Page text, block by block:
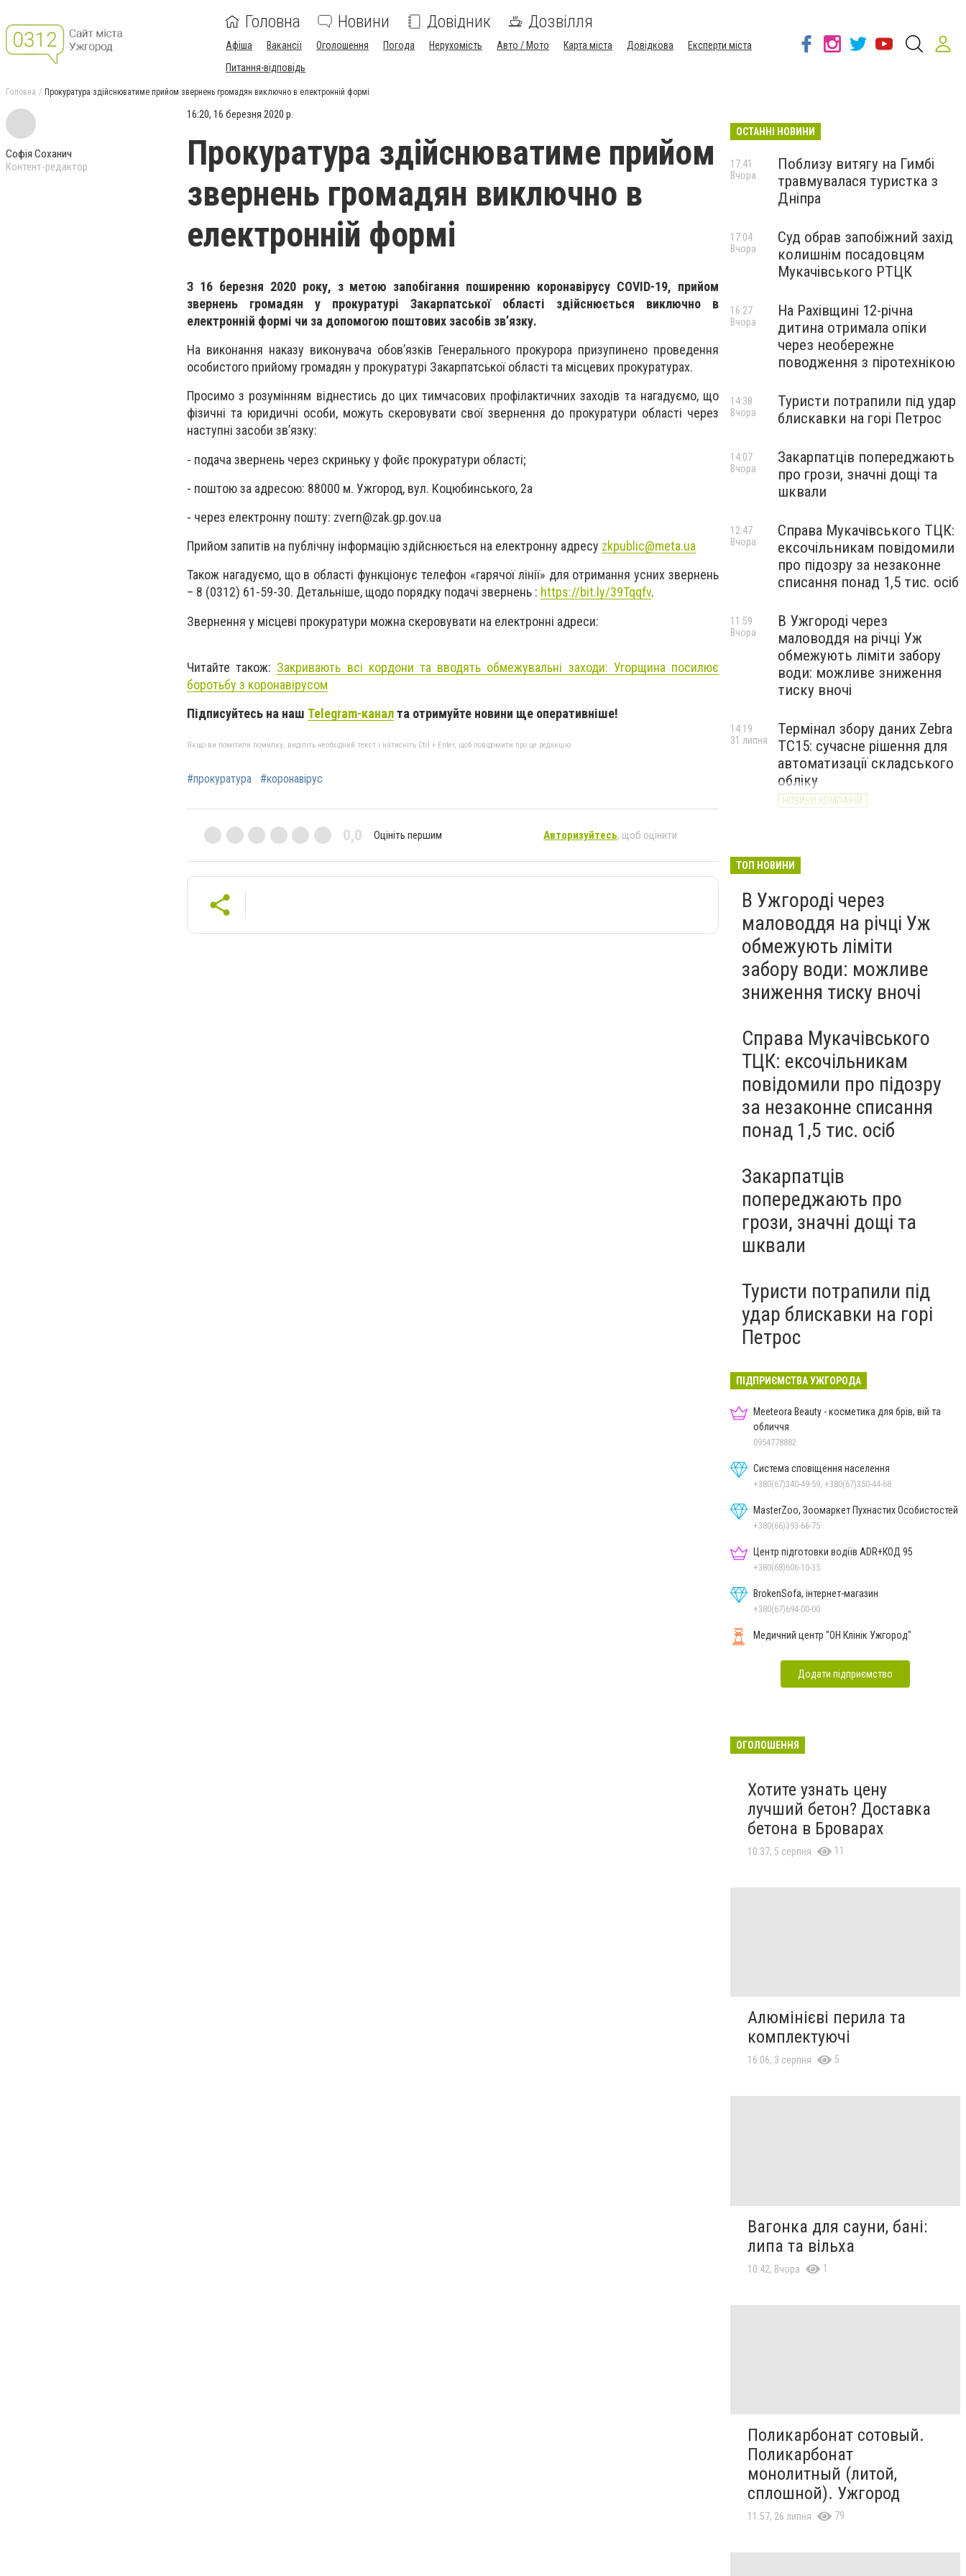
Головна Новини Довідник Дозвілля
Афіша Вакансії Оголошення Погода Нерухомість Авто / Мото Карта міста Довідкова
Експерти міста
Питання-відповідь
Головна Прокуратура здійснюватиме прийом звернень громадян виключно в електронній формі
Софія Соханич
Контент-редактор
16:20, 16 березня 2020 р.
Прокуратура здійснюватиме прийом
звернень громадян виключно в
електронній формі
З 16 березня 2020 року, з метою запобігання поширенню коронавірусу COVID-19, прийом
звернень громадян у прокуратурі Закарпатської області здійснюється виключно в
електронній формі чи за допомогою поштових засобів зв’язку.
На виконання наказу виконувача обов’язків Генерального прокурора призупинено проведення
особистого прийому громадян у прокуратурі Закарпатської області та місцевих прокуратурах.
Просимо з розумінням віднестись до цих тимчасових профілактичних заходів та нагадуємо, що
фізичні та юридичні особи, можуть скеровувати свої звернення до прокуратури області через
наступні засоби зв’язку:
- подача звернень через скриньку у фойє прокуратури області;
- поштою за адресою: 88000 м. Ужгород, вул. Коцюбинського, 2а
- через електронну пошту: zvern@zak.gp.gov.ua
Прийом запитів на публічну інформацію здійснюється на електронну адресу zkpublic@meta.ua
Також нагадуємо, що в області функціонує телефон «гарячої лінії» для отримання усних звернень
– 8 (0312) 61-59-30. Детальніше, щодо порядку подачі звернень : https://bit.ly/39Tqqfv.
Звернення у місцеві прокуратури можна скеровувати на електронні адреси:
Читайте також: Закривають всі кордони та вводять обмежувальні заходи: Угорщина посилює
боротьбу з коронавірусом
Підписуйтесь на наш Telegram-каналта отримуйте новини ще оперативніше!
Якщо ви помітили помилку, виділіть необхідний текст і натисніть Ctrl + Enter, щоб повідомити про це редакцію
#прокуратура #коронавірус
0,0 Оцініть першим Авторизуйтесь, щоб оцінити
ОСТАННІ НОВИНИ
Поблизу витягу на Гимбі
травмувалася туристка з
Дніпра
17:41
Вчора
Суд обрав запобіжний захід
колишнім посадовцям
Мукачівського РТЦК
17:04
Вчора
На Рахівщині 12-річна
дитина отримала опіки
через необережне
поводження з піротехнікою
16:27
Вчора
Туристи потрапили під удар
блискавки на горі Петрос
14:38
Вчора
Закарпатців попереджають
про грози, значні дощі та
шквали
14:07
Вчора
Справа Мукачівського ТЦК:
ексочільникам повідомили
про підозру за незаконне
списання понад 1,5 тис. осіб
12:47
Вчора
В Ужгороді через
маловоддя на річці Уж
обмежують ліміти забору
води: можливе зниження
тиску вночі
11:59
Вчора
Термінал збору даних Zebra
TC15: сучасне рішення для
автоматизації складського
обліку
НОВИНИ КОМПАНІЙ
14:19
31 липня
ТОП НОВИНИ
В Ужгороді через
маловоддя на річці Уж
обмежують ліміти
забору води: можливе
зниження тиску вночі
Справа Мукачівського
ТЦК: ексочільникам
повідомили про підозру
за незаконне списання
понад 1,5 тис. осіб
Закарпатців
попереджають про
грози, значні дощі та
шквали
Туристи потрапили під
удар блискавки на горі
Петрос
ПІДПРИЄМСТВА УЖГОРОДА
Meeteora Beauty - косметика для брів, вій та
обличчя
0954778882
Система сповіщення населення
+380(67)340-49-59, +380(67)350-44-68
MasterZoo, Зоомаркет Пухнастих Особистостей
+380(66)393-66-75
Центр підготовки водіїв ADR+КОД 95
+380(68)606-10-35
BrokenSofa, інтернет-магазин
+380(67)694-00-00
Медичний центр "ОН Клінік Ужгород"
Додати підприємство
ОГОЛОШЕННЯ
Хотите узнать цену
лучший бетон? Доставка
бетона в Броварах
10:37, 5 серпня 11
Алюмінієві перила та
комплектуючі
16:06, 3 серпня 5
Вагонка для сауни, бані:
липа та вільха
10:42, Вчора 1
Поликарбонат сотовый.
Поликарбонат
монолитный (литой,
сплошной). Ужгород
11:57, 26 липня 79